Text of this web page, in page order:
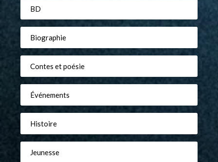
BD
Biographie
Contes et poésie
Événements
Histoire
Jeunesse